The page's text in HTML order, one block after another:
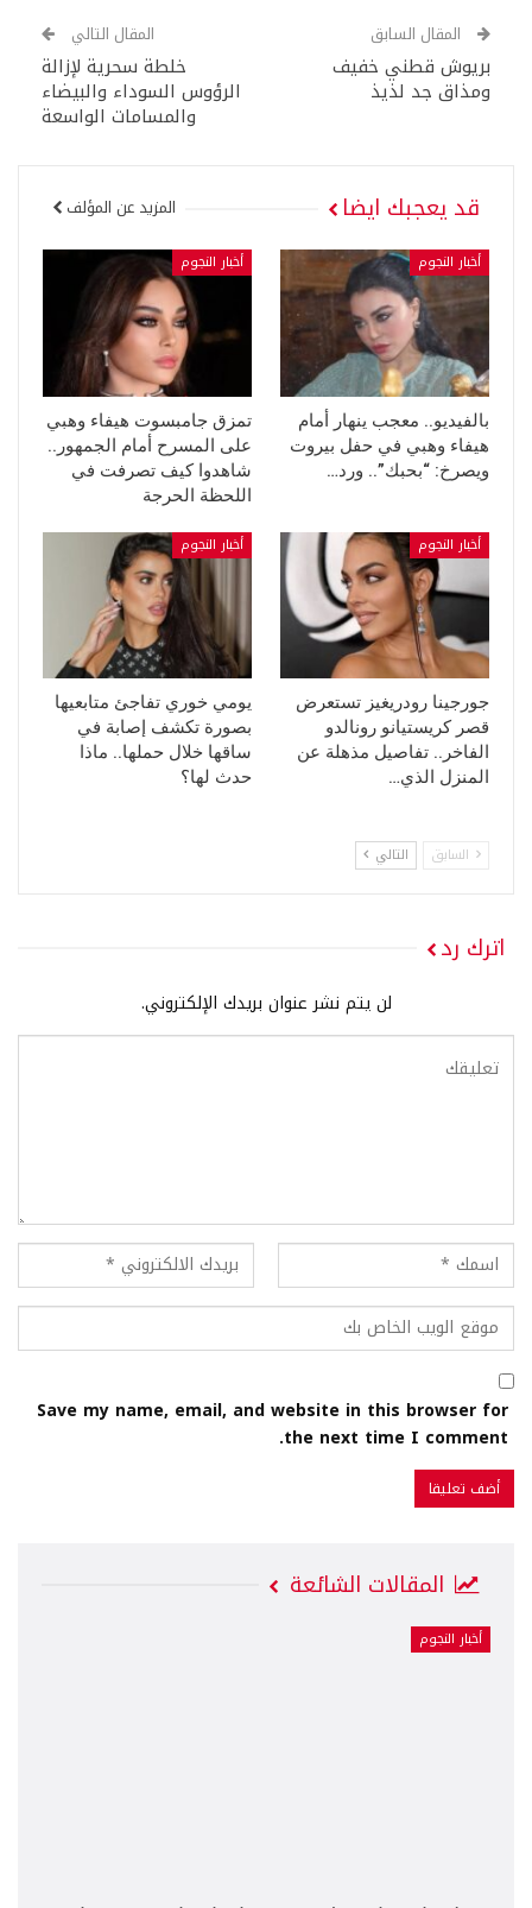
المقال السابق
بريوش قطني خفيف
ومذاق جد لذيذ
المقال التالي
خلطة سحرية لإزالة
الرؤوس السوداء والبيضاء
والمسامات الواسعة
قد يعجبك ايضا المزيد عن المؤلف
أخبار النجوم
بالفيديو.. معجب ينهار أمام
هيفاء وهبي في حفل بيروت
ويصرخ: “بحبك”.. ورد…
أخبار النجوم
تمزق جامبسوت هيفاء وهبي
على المسرح أمام الجمهور..
شاهدوا كيف تصرفت في
اللحظة الحرجة
أخبار النجوم
جورجينا رودريغيز تستعرض
قصر كريستيانو رونالدو
الفاخر.. تفاصيل مذهلة عن
المنزل الذي…
أخبار النجوم
يومي خوري تفاجئ متابعيها
بصورة تكشف إصابة في
ساقها خلال حملها.. ماذا
حدث لها؟
السابق التالي
اترك رد
لن يتم نشر عنوان بريدك الإلكتروني.
Save my name, email, and website in this browser for
the next time I comment.
المقالات الشائعة
أخبار النجوم